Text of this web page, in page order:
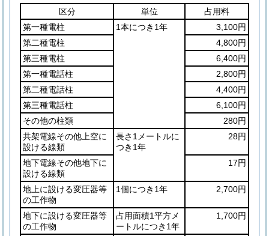
区分
単位
占用料
第一種電柱
1本につき1年
3,100円
第二種電柱
4,800円
第三種電柱
6,400円
第一種電話柱
2,800円
第二種電話柱
4,400円
第三種電話柱
6,100円
その他の柱類
280円
共架電線その他上空に
設ける線類
長さ1メートルに
つき1年
28円
地下電線その他地下に
設ける線類
17円
地上に設ける変圧器等
の工作物
1個につき1年 2,700円
地下に設ける変圧器等
の工作物
占用面積1平方メ
ートルにつき1年
1,700円